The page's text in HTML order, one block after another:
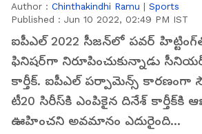
Author : Chinthakindhi Ramu | Sports
Published : Jun 10 2022, 02:49 PM IST
ఐపీఎల్ 2022 సీజన్‌లో పవర్
ఫినిషర్‌గా నిరూపించుకున్నాడు
కార్తీక్. ఐపీఎల్ పర్పామెన్స్ కారణంగా
టీ20 సిరీస్‌కి ఎంపికైన దినేశ్ కార్తీక్‌కి
ఊహించని అవమానం ఎదురైంది...